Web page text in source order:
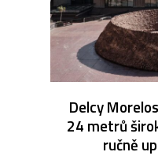
Delcy
24 metrů
ručně